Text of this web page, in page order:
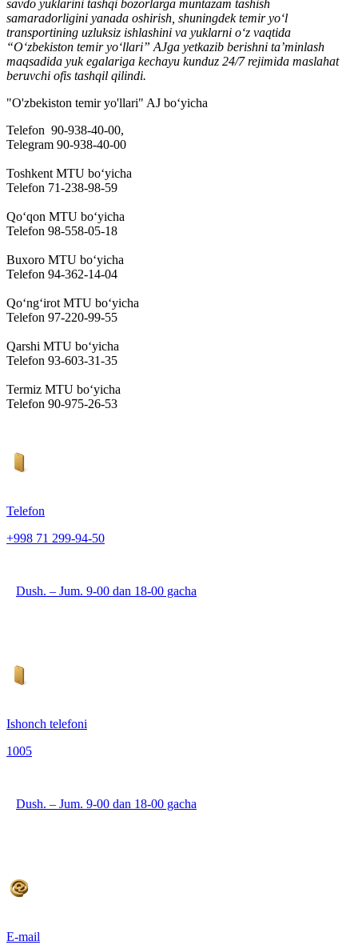
savdo yuklarini tashqi bozorlarga muntazam tashish
samaradorligini yanada oshirish, shuningdek temir yo‘l
transportining uzluksiz ishlashini va yuklarni o‘z vaqtida
“O‘zbekiston temir yo‘llari” AJga yetkazib berishni ta’minlash
maqsadida yuk egalariga kechayu kunduz 24/7 rejimida maslahat
beruvchi ofis tashqil qilindi.
"O'zbekiston temir yo'llari" AJ bo‘yicha
Telefon 90-938-40-00,
Telegram 90-938-40-00
Toshkent MTU bo‘yicha
Telefon 71-238-98-59
Qo‘qon MTU bo‘yicha
Telefon 98-558-05-18
Buxoro MTU bo‘yicha
Telefon 94-362-14-04
Qo‘ng‘irot MTU bo‘yicha
Telefon 97-220-99-55
Qarshi MTU bo‘yicha
Telefon 93-603-31-35
Termiz MTU bo‘yicha
Telefon 90-975-26-53
Telefon
+998 71 299-94-50
Dush. – Jum. 9-00 dan 18-00 gacha
Ishonch telefoni
1005
Dush. – Jum. 9-00 dan 18-00 gacha
E-mail